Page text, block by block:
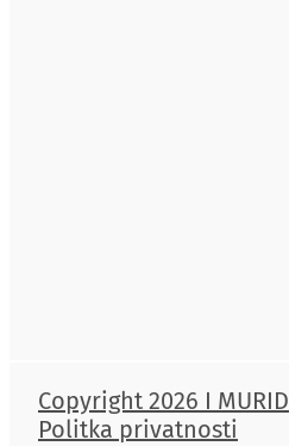
Copyright 2026 I MURID
Politka privatnosti